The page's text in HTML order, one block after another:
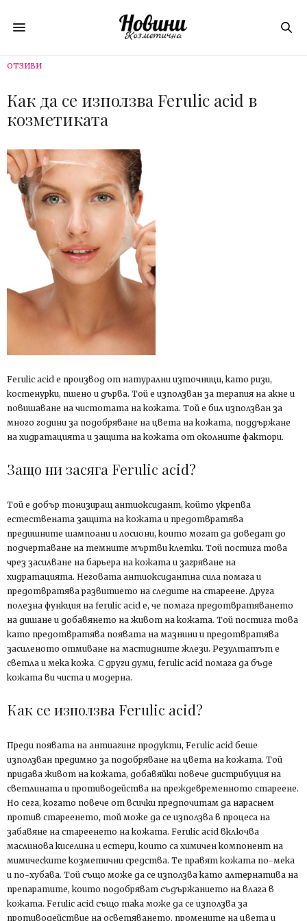
ОТЗИВИ
Как да се използва Ferulic acid в
козметиката
Ferulic acid е производ от натурални източници, като ризи,
костенурки, пшено и дърва. Той е използван за терапия на акне и
повишаване на чистотата на кожата. Той е бил използван за
много години за подобряване на цвета на кожата, поддържане
на хидратацията и защита на кожата от околните фактори.
Защо ни засяга Ferulic acid?
Той е добър тонизиращ антиоксидант, който укрепва
естествената защита на кожата и предотвратява
предишните шампоани и лосиони, които могат да доведат до
подчертаване на темните мъртви клетки. Той постига това
чрез засилване на барьера на кожата и загряване на
хидратацията. Неговата антиоксидантна сила помага и
предотвратява развитието на следите на стареене. Друга
полезна функция на ferulic acid е, че помага предотвратяването
на дишане и добавянето на живот на кожата. Той постига това
като предотвратява появата на мазнини и предотвратява
засиленото отмиване на мастидните жлези. Резултатът е
светла и мека кожа. С други думи, ferulic acid помага да бъде
кожата ви чиста и модерна.
Как се използва Ferulic acid?
Преди появата на антиагинг продукти, Ferulic acid беше
използван предимно за подобряване на цвета на кожата. Той
придава живот на кожата, добавяйки повече дистрибуция на
светлината и противодейства на преждевременното стареене.
Но сега, когато повече от всички предпочитам да нараснем
против стареенето, той може да се използва в процеса на
забавяне на стареенето на кожата. Ferulic acid включва
маслинова киселина и естери, които са химичен компонент на
мимическите козметични средства. Те правят кожата по-мека
и по-хубава. Той също може да се използва като алтернатива на
препаратите, които подобряват съдържанието на влага в
кожата. Ferulic acid също така може да се използва за
противодействие на осветяването, промените на цвета и